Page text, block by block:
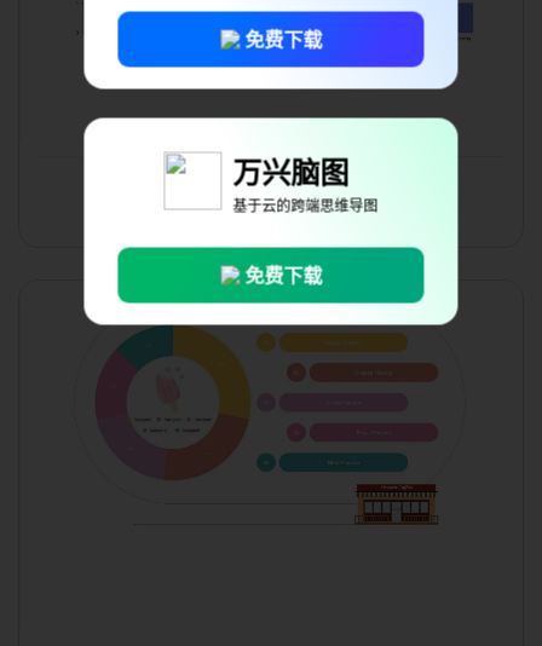
在线编辑
直方图
免费下载
万兴脑图
基于云的跨端思维导图
免费下载